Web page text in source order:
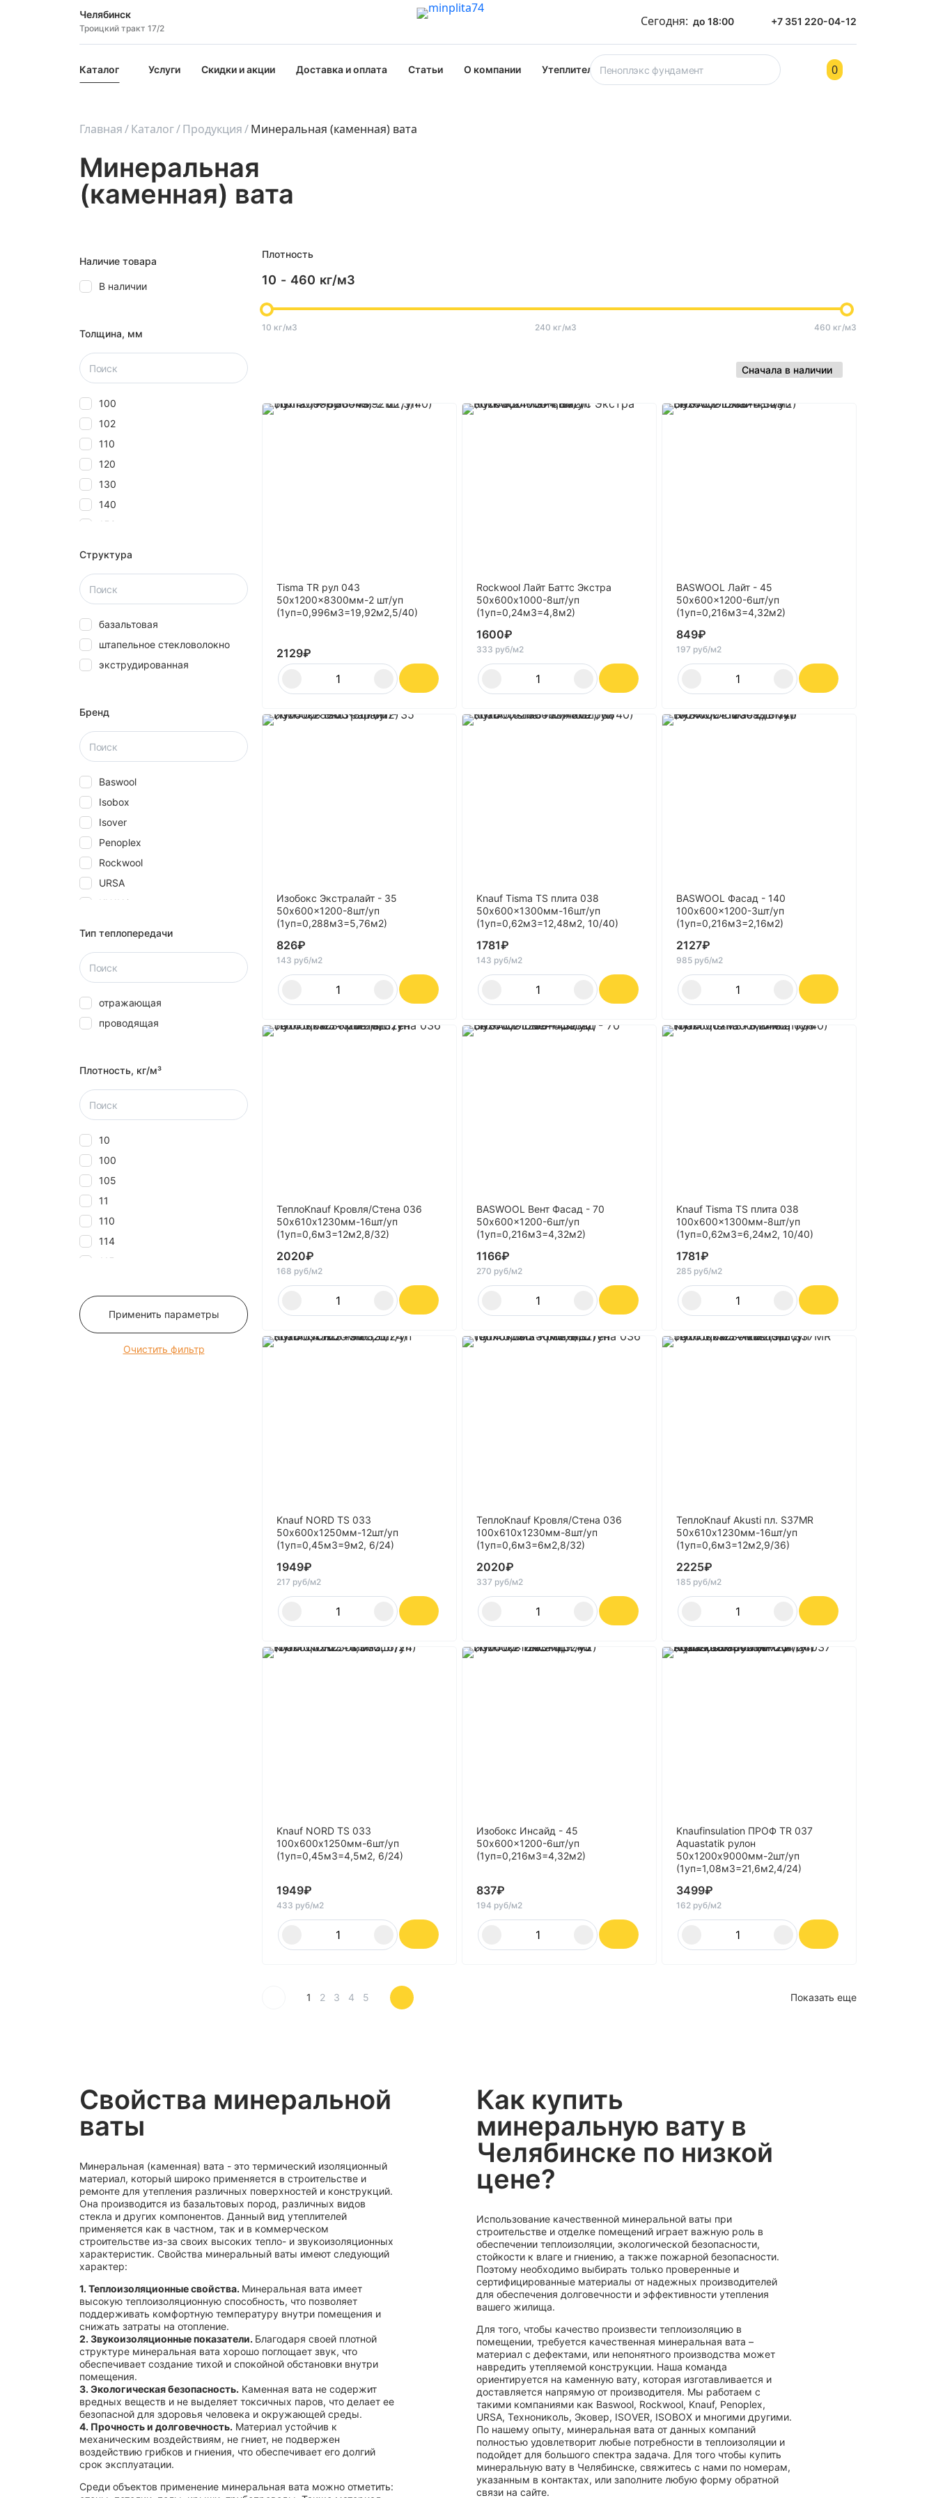
Челябинск
Троицкий тракт 17/2 Сегодня: до 18:00 +7 351 220-04-12
Каталог Услуги Скидки и акции Доставка и оплата Статьи О компании Утеплители оптом Контакты 0
Главная Каталог Продукция Минеральная (каменная) вата
Минеральная
(каменная) вата
Наличие товара
В наличии
Толщина, мм
100
102
110
120
130
140
150
20
2000
25
27
28
50
60
70
80
Структура
базальтовая
штапельное стекловолокно
экструдированная
Бренд
Baswool
Isobox
Isover
Penoplex
Rockwool
URSA
КНАУФ
Тип теплопередачи
отражающая
проводящая
Плотность, кг/м³
10
100
105
11
110
114
115
125
Применить параметры
Очистить фильтр
Плотность
10 - 460 кг/м3
10 кг/м3 240 кг/м3 460 кг/м3
Tisma TR рул 043
50x1200x8300мм-2 шт/уп
(1уп=0,996м3=19,92м2,5/40)
2129₽
Rockwool Лайт Баттс Экстра
50х600х1000-8шт/уп
(1уп=0,24м3=4,8м2)
1600₽
333 руб/м2
BASWOOL Лайт - 45
50x600x1200-6шт/уп
(1уп=0,216м3=4,32м2)
849₽
197 руб/м2
Изобокс Экстралайт - 35
50x600x1200-8шт/уп
(1уп=0,288м3=5,76м2)
826₽
143 руб/м2
Knauf Tisma TS плита 038
50x600x1300мм-16шт/уп
(1уп=0,62м3=12,48м2, 10/40)
1781₽
143 руб/м2
BASWOOL Фасад - 140
100x600x1200-3шт/уп
(1уп=0,216м3=2,16м2)
2127₽
985 руб/м2
ТеплоKnauf Кровля/Стена 036
50х610х1230мм-16шт/уп
(1уп=0,6м3=12м2,8/32)
2020₽
168 руб/м2
BASWOOL Вент Фасад - 70
50x600x1200-6шт/уп
(1уп=0,216м3=4,32м2)
1166₽
270 руб/м2
Knauf Tisma TS плита 038
100x600x1300мм-8шт/уп
(1уп=0,62м3=6,24м2, 10/40)
1781₽
285 руб/м2
Knauf NORD TS 033
50х600х1250мм-12шт/уп
(1уп=0,45м3=9м2, 6/24)
1949₽
217 руб/м2
ТеплоKnauf Кровля/Стена 036
100х610х1230мм-8шт/уп
(1уп=0,6м3=6м2,8/32)
2020₽
337 руб/м2
ТеплоKnauf Akusti пл. S37MR
50х610х1230мм-16шт/уп
(1уп=0,6м3=12м2,9/36)
2225₽
185 руб/м2
Knauf NORD TS 033
100х600х1250мм-6шт/уп
(1уп=0,45м3=4,5м2, 6/24)
1949₽
433 руб/м2
Изобокс Инсайд - 45
50x600x1200-6шт/уп
(1уп=0,216м3=4,32м2)
837₽
194 руб/м2
Knaufinsulation ПРОФ TR 037
Aquastatik рулон
50х1200х9000мм-2шт/уп
(1уп=1,08м3=21,6м2,4/24)
3499₽
162 руб/м2
1 2 3 4 5 Показать еще
Свойства минеральной
ваты
Минеральная (каменная) вата - это термический изоляционный
материал, который широко применяется в строительстве и
ремонте для утепления различных поверхностей и конструкций.
Она производится из базальтовых пород, различных видов
стекла и других компонентов. Данный вид утеплителей
применяется как в частном, так и в коммерческом
строительстве из-за своих высоких тепло- и звукоизоляционных
характеристик. Свойства минеральный ваты имеют следующий
характер:
1. Теплоизоляционные свойства. Минеральная вата имеет
высокую теплоизоляционную способность, что позволяет
поддерживать комфортную температуру внутри помещения и
снижать затраты на отопление.
2. Звукоизоляционные показатели. Благодаря своей плотной
структуре минеральная вата хорошо поглощает звук, что
обеспечивает создание тихой и спокойной обстановки внутри
помещения.
3. Экологическая безопасность. Каменная вата не содержит
вредных веществ и не выделяет токсичных паров, что делает ее
безопасной для здоровья человека и окружающей среды.
4. Прочность и долговечность. Материал устойчив к
механическим воздействиям, не гниет, не подвержен
воздействию грибков и гниения, что обеспечивает его долгий
срок эксплуатации.
Среди объектов применение минеральная вата можно отметить:
Как купить
минеральную вату в
Челябинске по низкой
цене?
Использование качественной минеральной ваты при
строительстве и отделке помещений играет важную роль в
обеспечении теплоизоляции, экологической безопасности,
стойкости к влаге и гниению, а также пожарной безопасности.
Поэтому необходимо выбирать только проверенные и
сертифицированные материалы от надежных производителей
для обеспечения долговечности и эффективности утепления
вашего жилища.
Для того, чтобы качество произвести теплоизоляцию в
помещении, требуется качественная минеральная вата –
материал с дефектами, или непонятного производства может
навредить утепляемой конструкции. Наша команда
ориентируется на каменную вату, которая изготавливается и
доставляется напрямую от производителя. Мы работаем с
такими компаниями как Baswool, Rockwool, Knauf, Penoplex,
URSA, Технониколь, Эковер, ISOVER, ISOBOX и многими другими.
По нашему опыту, минеральная вата от данных компаний
полностью удовлетворит любые потребности в теплоизоляции и
подойдет для большого спектра задача. Для того чтобы купить
минеральную вату в Челябинске, свяжитесь с нами по номерам,
указанным в контактах, или заполните любую форму обратной
связи на сайте.